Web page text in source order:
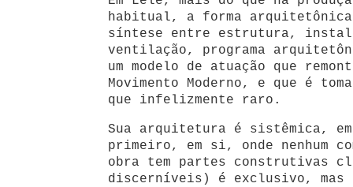
habitual, a forma
síntese entre estrutura,
ventilação, programa
um modelo de atuação que
Movimento Moderno, e que é
que infelizmente raro.
Sua arquitetura é sistêmica,
primeiro, em si, onde nenhum
obra tem partes construtivas
discerníveis) é exclusivo, mas